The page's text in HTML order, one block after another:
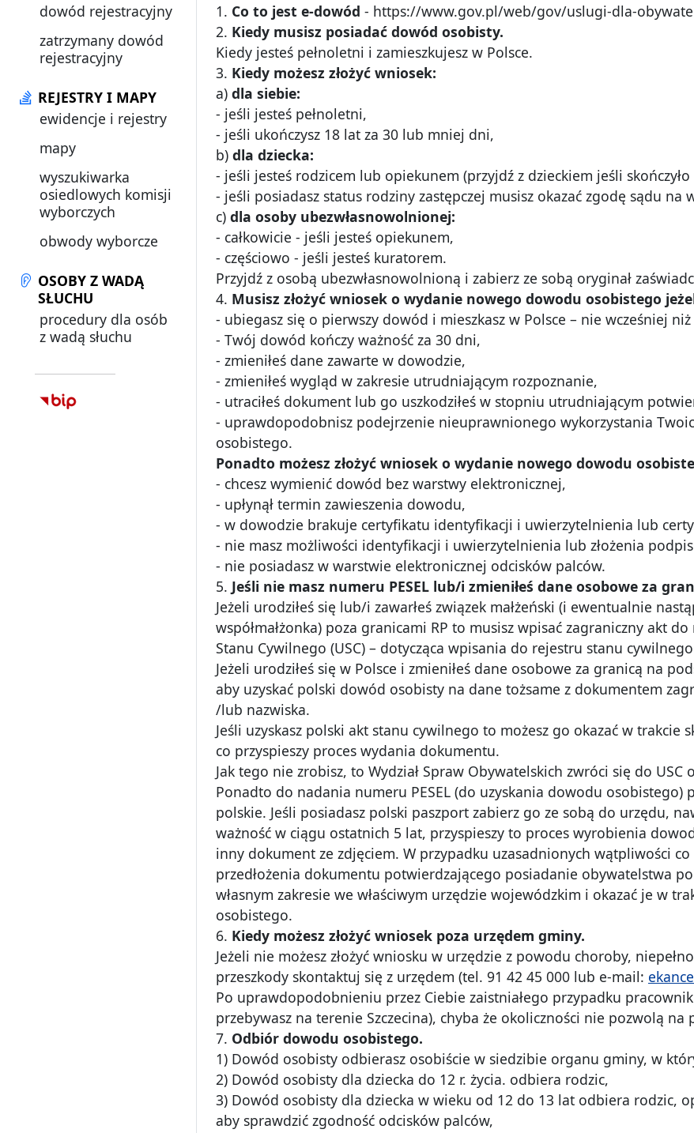
dowód rejestracyjny
zatrzymany dowód
rejestracyjny
REJESTRY I MAPY
ewidencje i rejestry
mapy
wyszukiwarka
osiedlowych komisji
wyborczych
obwody wyborcze
OSOBY Z WADĄ
SŁUCHU
procedury dla osób
z wadą słuchu
1. Co to jest e-dowód - https://www.gov.pl/web/gov/uslugi-dla-
2. Kiedy musisz posiadać dowód osobisty.
Kiedy jesteś pełnoletni i zamieszkujesz w Polsce.
3. Kiedy możesz złożyć wniosek:
a) dla siebie:
- jeśli jesteś pełnoletni,
- jeśli ukończysz 18 lat za 30 lub mniej dni,
b) dla dziecka:
- jeśli jesteś rodzicem lub opiekunem (przyjdź z dzieckiem jeśli skończyło
- jeśli posiadasz status rodziny zastępczej musisz okazać zgodę sądu
c) dla osoby ubezwłasnowolnionej:
- całkowicie - jeśli jesteś opiekunem,
- częściowo - jeśli jesteś kuratorem.
Przyjdź z osobą ubezwłasnowolnioną i zabierz ze sobą oryginał
4. Musisz złożyć wniosek o wydanie nowego dowodu osobistego
- ubiegasz się o pierwszy dowód i mieszkasz w Polsce – nie wcześniej
- Twój dowód kończy ważność za 30 dni,
- zmieniłeś dane zawarte w dowodzie,
- zmieniłeś wygląd w zakresie utrudniającym rozpoznanie,
- utraciłeś dokument lub go uszkodziłeś w stopniu utrudniającym
- uprawdopodobnisz podejrzenie nieuprawnionego wykorzystania
osobistego.
Ponadto możesz złożyć wniosek o wydanie nowego dowodu
- chcesz wymienić dowód bez warstwy elektronicznej,
- upłynął termin zawieszenia dowodu,
- w dowodzie brakuje certyfikatu identyfikacji i uwierzytelnienia lub
- nie masz możliwości identyfikacji i uwierzytelnienia lub złożenia
- nie posiadasz w warstwie elektronicznej odcisków palców.
5. Jeśli nie masz numeru PESEL lub/i zmieniłeś dane osobowe za
Jeżeli urodziłeś się lub/i zawarłeś związek małżeński (i ewentualnie
współmałżonka) poza granicami RP to musisz wpisać zagraniczny akt
Stanu Cywilnego (USC) – dotycząca wpisania do rejestru stanu
Jeżeli urodziłeś się w Polsce i zmieniłeś dane osobowe za granicą na
aby uzyskać polski dowód osobisty na dane tożsame z dokumentem
/lub nazwiska.
Jeśli uzyskasz polski akt stanu cywilnego to możesz go okazać w
co przyspieszy proces wydania dokumentu.
Jak tego nie zrobisz, to Wydział Spraw Obywatelskich zwróci się do USC
Ponadto do nadania numeru PESEL (do uzyskania dowodu
polskie. Jeśli posiadasz polski paszport zabierz go ze sobą do urzędu,
ważność w ciągu ostatnich 5 lat, przyspieszy to proces wyrobienia
inny dokument ze zdjęciem. W przypadku uzasadnionych wątpliwości
przedłożenia dokumentu potwierdzającego posiadanie obywatelstwa
własnym zakresie we właściwym urzędzie wojewódzkim i okazać je w
osobistego.
6. Kiedy możesz złożyć wniosek poza urzędem gminy.
Jeżeli nie możesz złożyć wniosku w urzędzie z powodu choroby,
przeszkody skontaktuj się z urzędem (tel. 91 42 45 000 lub e-mail:
Po uprawdopodobnieniu przez Ciebie zaistniałego przypadku
przebywasz na terenie Szczecina), chyba że okoliczności nie pozwolą
7. Odbiór dowodu osobistego.
1) Dowód osobisty odbierasz osobiście w siedzibie organu gminy, w
2) Dowód osobisty dla dziecka do 12 r. życia. odbiera rodzic,
3) Dowód osobisty dla dziecka w wieku od 12 do 13 lat odbiera rodzic,
aby sprawdzić zgodność odcisków palców,